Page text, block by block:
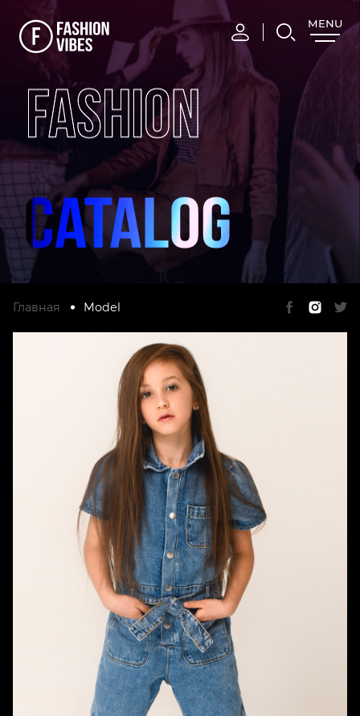
MENU
CLOSE
FASHION
Главная Model